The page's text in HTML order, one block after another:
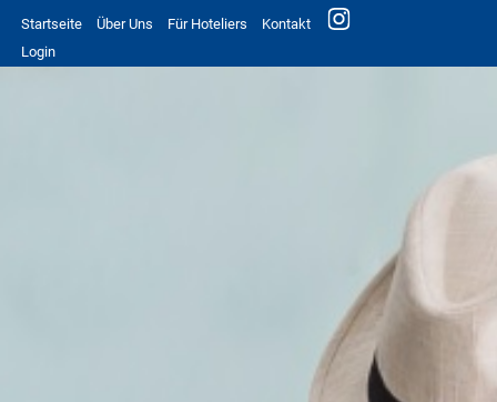
Startseite Über Uns Für Hoteliers
Kontakt
Login